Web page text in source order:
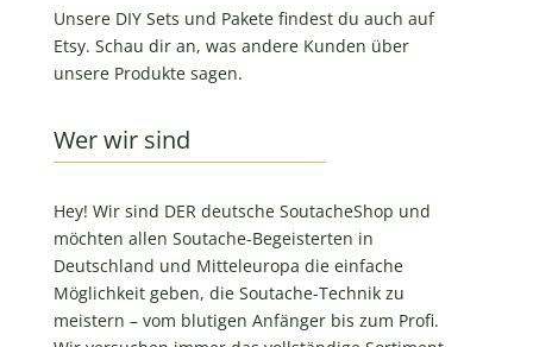
Unsere DIY Sets und Pakete findest du auch auf
Etsy. Schau dir an, was andere Kunden über
unsere Produkte sagen.
Wer wir sind
Hey! Wir sind DER deutsche SoutacheShop und
möchten allen Soutache-Begeisterten in
Deutschland und Mitteleuropa die einfache
Möglichkeit geben, die Soutache-Technik zu
meistern – vom blutigen Anfänger bis zum Profi.